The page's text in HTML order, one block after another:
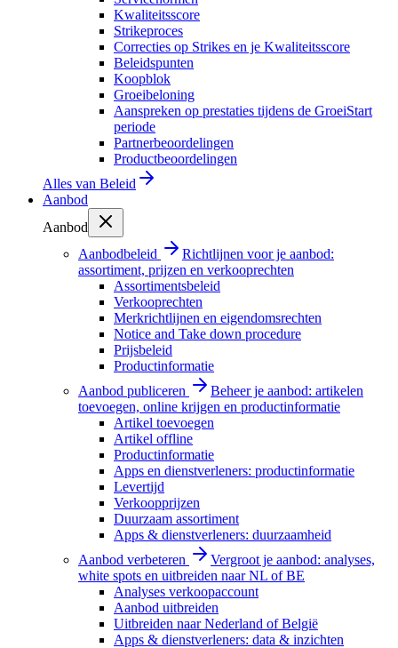
Kwaliteitsscore
Strikeproces
Correcties op Strikes en je Kwaliteitsscore
Beleidspunten
Koopblok
Groeibeloning
Aanspreken op prestaties tijdens de GroeiStart
periode
Partnerbeoordelingen
Productbeoordelingen
Alles van Beleid
Aanbod
Aanbod
Aanbodbeleid
Richtlijnen voor je aanbod:
assortiment, prijzen en verkooprechten
Assortimentsbeleid
Verkooprechten
Merkrichtlijnen en eigendomsrechten
Notice and Take down procedure
Prijsbeleid
Productinformatie
Aanbod publiceren
Beheer je aanbod: artikelen
toevoegen, online krijgen en productinformatie
Artikel toevoegen
Artikel offline
Productinformatie
Apps en dienstverleners: productinformatie
Levertijd
Verkoopprijzen
Duurzaam assortiment
Apps & dienstverleners: duurzaamheid
Aanbod verbeteren
Vergroot je aanbod: analyses,
white spots en uitbreiden naar NL of BE
Analyses verkoopaccount
Aanbod uitbreiden
Uitbreiden naar Nederland of België
Apps & dienstverleners: data & inzichten